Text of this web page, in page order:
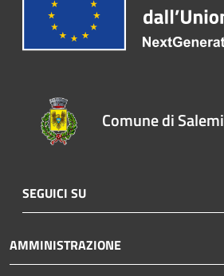
Comune di Salemi
SEGUICI SU
AMMINISTRAZIONE